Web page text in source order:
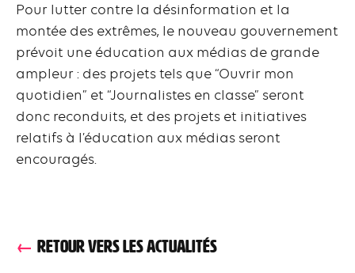
Pour lutter contre la désinformation et la
montée des extrêmes, le nouveau gouvernement
prévoit une éducation aux médias de grande
ampleur : des projets tels que “Ouvrir mon
quotidien” et “Journalistes en classe” seront
donc reconduits, et des projets et initiatives
relatifs à l’éducation aux médias seront
encouragés.
RETOUR VERS LES ACTUALITÉS